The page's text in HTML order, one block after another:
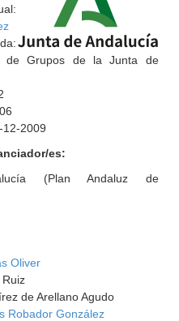
de Grupos de la Junta de
12-2009
es:
(Plan Andaluz de
Oliver
de Arellano Agudo
Robador González